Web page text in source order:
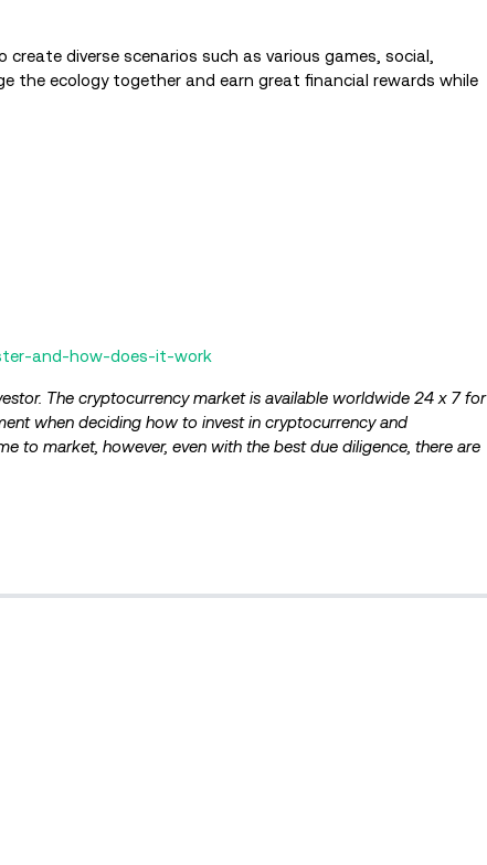
diverse scenarios such as various games, social,
the ecology together and earn great financial rewards while
and-how-does-it-work
The cryptocurrency market is available worldwide 24 x 7 for
when deciding how to invest in cryptocurrency and
to market, however, even with the best due diligence, there are